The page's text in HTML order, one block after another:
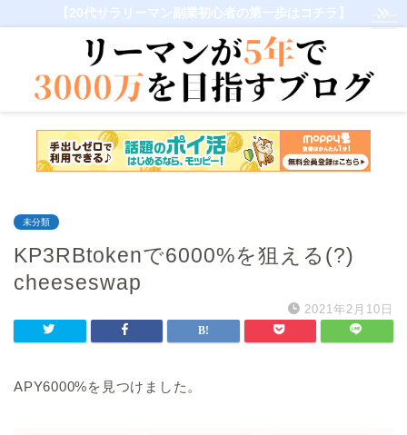
【20代サラリーマン副業初心者の第一歩はコチラ】
未分類
KP3RBtokenで6000%を狙える(?)
cheeseswap
2021年2月10日
APY6000%を見つけました。